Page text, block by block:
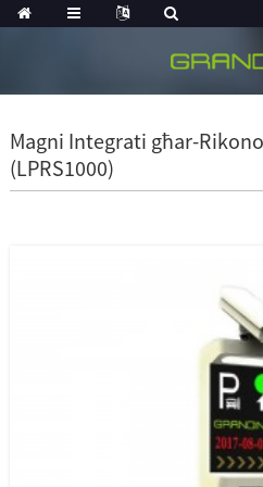
Magni Integrati għar-
(LPRS1000)